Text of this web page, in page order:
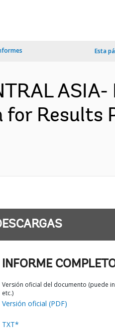
Esta
for Results
INFORME
Versión oficial del documento (puede
etc.)
Versión oficial (PDF)
TXT*